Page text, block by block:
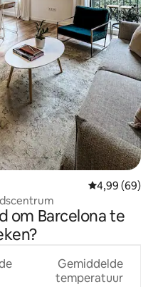
Gemiddelde
4,99 (69)
om Barcelona te
Gemiddelde
temperatuur